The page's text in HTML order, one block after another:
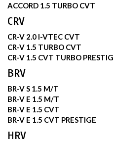
ACCORD 1.5 TURBO CVT
CRV
CR-V 2.0 I-VTEC CVT
CR-V 1.5 TURBO CVT
CR-V 1.5 CVT TURBO
BRV
BR-V S 1.5 M/T
BR-V E 1.5 M/T
BR-V E 1.5 CVT
BR-V E 1.5 CVT PRESTIGE
HRV